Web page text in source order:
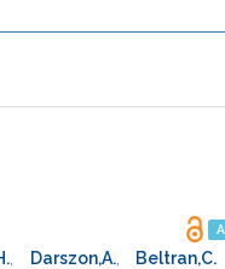
Darszon,A., Beltran,C.